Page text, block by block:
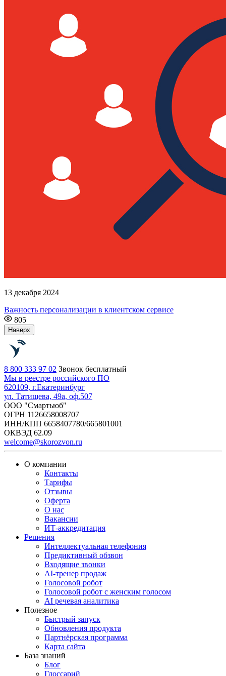
13 декабря 2024
Важность персонализации в клиентском сервисе
805
Наверх
8 800 333 97 02 Звонок бесплатный
Мы в реестре российского ПО
620109, г.Екатеринбург
ул. Татищева, 49а, оф.507
ООО "Смартьюб"
ОГРН 1126658008707
ИНН/КПП 6658407780/665801001
ОКВЭД 62.09
welcome@skorozvon.ru
О компании
Контакты
Тарифы
Отзывы
Оферта
О нас
Вакансии
ИТ-аккредитация
Решения
Интеллектуальная телефония
Предиктивный обзвон
Входящие звонки
AI-тренер продаж
Голосовой робот
Голосовой робот с женским голосом
AI речевая аналитика
Полезное
Быстрый запуск
Обновления продукта
Партнёрская программа
Карта сайта
База знаний
Блог
Глоссарий